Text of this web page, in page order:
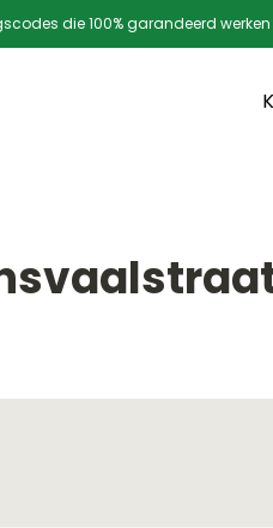
die 100% garandeerd werken